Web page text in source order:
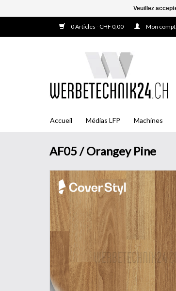
0 Articles - CHF 0,00 Mon
Accueil Médias LFP Machines
AF05 / Orangey Pine
Veuillez